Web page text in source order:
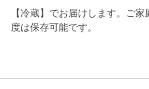
【冷蔵】でお届けします。ご
度は保存可能です。